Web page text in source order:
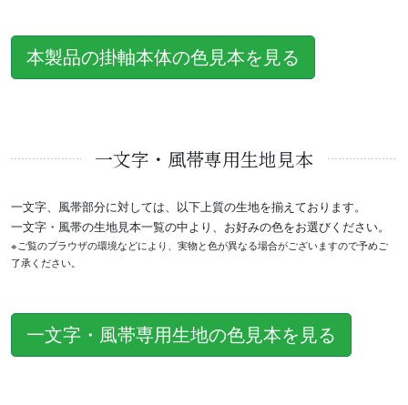
本製品の掛軸本体の色見本を見る
一文字・風帯専用生地見本
一文字、風帯部分に対しては、以下上質の生地を揃えております。
一文字・風帯の生地見本一覧の中より、お好みの色をお選びください。
※ご覧のブラウザの環境などにより、実物と色が異なる場合がございますので予めご
了承ください。
一文字・風帯専用生地の色見本を見る